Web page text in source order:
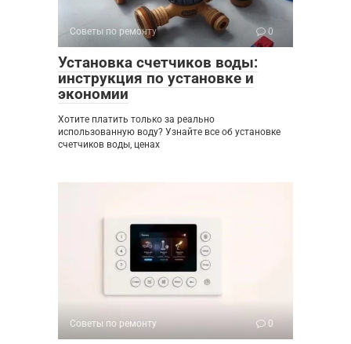
Советы по ремонту 0
Установка счетчиков воды:
инструкция по установке и
экономии
Хотите платить только за реально
использованную воду? Узнайте все об установке
счетчиков воды, ценах
Советы по ремонту 0